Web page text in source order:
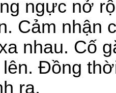
ngực nở
Cảm nhận
nhau. Cố
lên. Đồng
ra.